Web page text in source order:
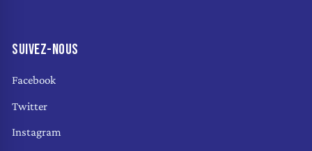
SUIVEZ-NOUS
Facebook
Twitter
Instagram